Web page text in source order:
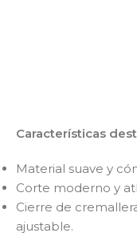
Características
Material suave y
Corte moderno y
Cierre de
ajustable.